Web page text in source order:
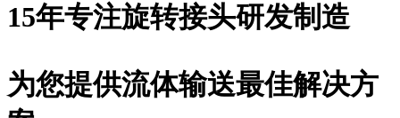
15年专注旋转接头研发制造
为您提供流体输送最佳解决方